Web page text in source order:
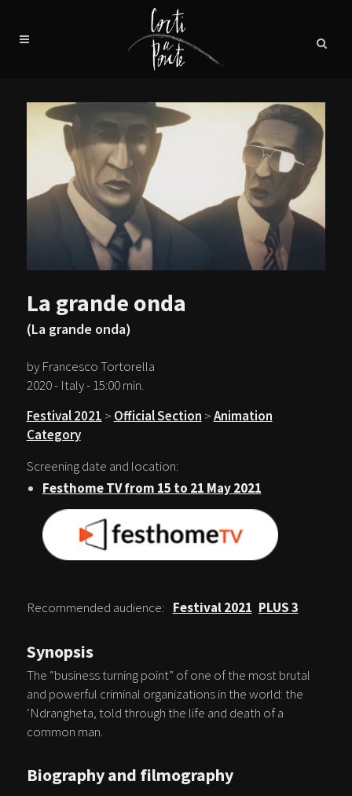
La grande onda
(La grande onda)
by Francesco Tortorella
2020 - Italy - 15:00 min.
Festival 2021 > Official Section >Animation
Category
Screening date and location:
Festhome TV from 15 to 21 May 2021
Recommended audience: Festival 2021 PLUS 3
Synopsis
The “business turning point” of one of the most brutal
and powerful criminal organizations in the world: the
‘Ndrangheta, told through the life and death of a
common man.
Biography and filmography